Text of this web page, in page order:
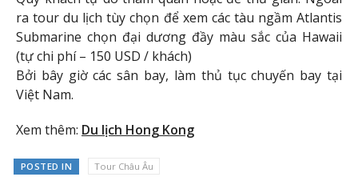
ra tour du lịch tùy chọn để xem các tàu ngầm Atlantis
Submarine chọn đại dương đầy màu sắc của Hawaii
(tự chi phí – 150 USD / khách)
Bởi bây giờ các sân bay, làm thủ tục chuyến bay tại
Việt Nam.
Xem thêm: Du lịch Hong Kong
POSTED IN Tour Châu Âu